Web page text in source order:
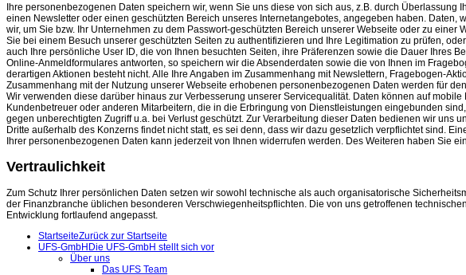
Ihre personenbezogenen Daten speichern wir, wenn Sie uns diese von sich aus, z.B. durch
einen Newsletter oder einen geschützten Bereich unseres Internetangebotes, angegeben haben. Daten,
wir, um Sie bzw. Ihr Unternehmen zu dem Passwort-geschützten Bereich unserer Webseite oder zu
Sie bei einem Besuch unserer geschützten Seiten zu authentifizieren und Ihre Legitimation zu prüfen,
auch Ihre persönliche User ID, die von Ihnen besuchten Seiten, ihre Präferenzen sowie die Dauer Ihres
Online-Anmeldformulares antworten, so speichern wir die Absenderdaten sowie die von Ihnen im
derartigen Aktionen besteht nicht. Alle Ihre Angaben im Zusammenhang mit Newslettern, Fragebogen-
Zusammenhang mit der Nutzung unserer Webseite erhobenen personenbezogenen Daten werden für
Wir verwenden diese darüber hinaus zur Verbesserung unserer Servicequalität. Daten können auf
Kundenbetreuer oder anderen Mitarbeitern, die in die Erbringung von Dienstleistungen eingebunden
gegen unberechtigten Zugriff u.a. bei Verlust geschützt. Zur Verarbeitung dieser Daten bedienen wir uns
Dritte außerhalb des Konzerns findet nicht statt, es sei denn, dass wir dazu gesetzlich verpflichtet sind.
Ihrer personenbezogenen Daten kann jederzeit von Ihnen widerrufen werden. Des Weiteren haben Sie
Vertraulichkeit
Zum Schutz Ihrer persönlichen Daten setzen wir sowohl technische als auch organisatorische
der Finanzbranche üblichen besonderen Verschwiegenheitspflichten. Die von uns getroffenen
Entwicklung fortlaufend angepasst.
StartseiteZurück zur Startseite
UFS-GmbHDie UFS-GmbH stellt sich vor
Über uns
Das UFS Team